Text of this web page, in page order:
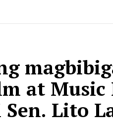
at
Lito